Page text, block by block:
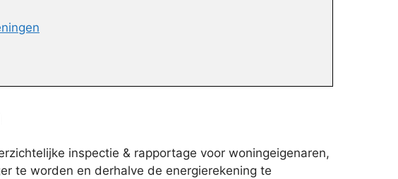
inspectie & rapportage voor woningeigenaren,
te worden en derhalve de energierekening te